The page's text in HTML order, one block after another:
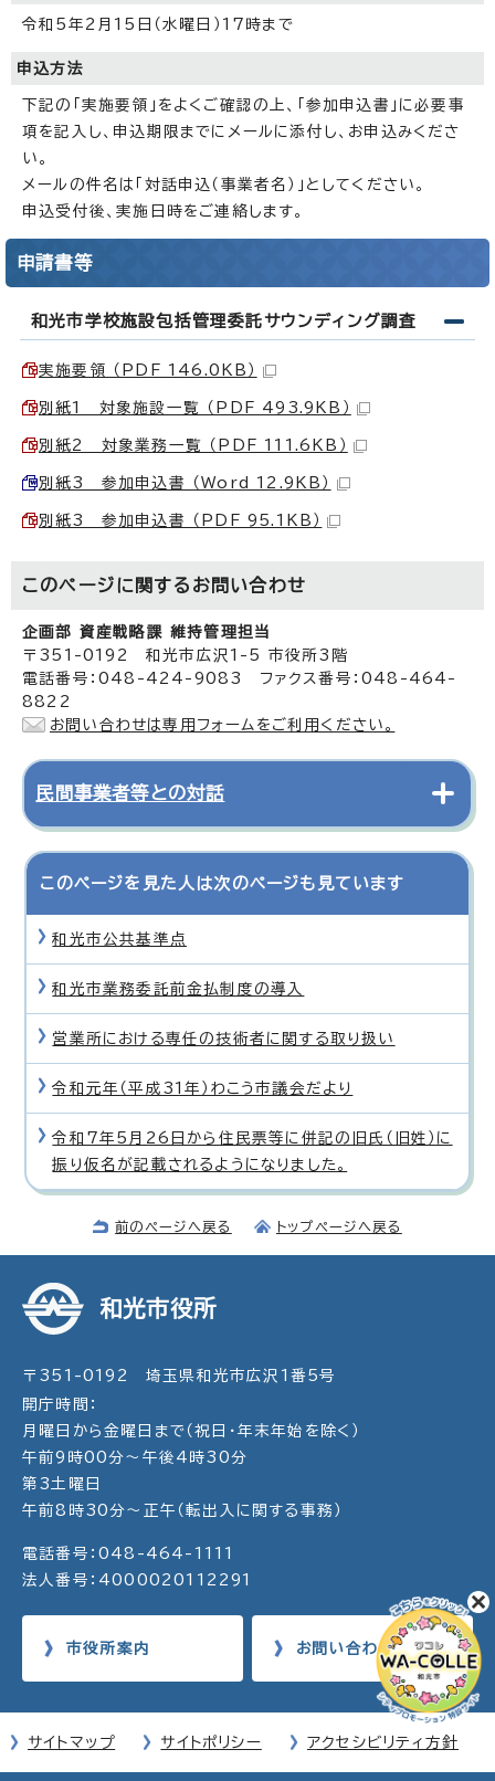
令和5年2月15日（水曜日）17時まで
申込方法
下記の「実施要領」をよくご確認の上、「参加申込書」に必要事
項を記入し、申込期限までにメールに添付し、お申込みくださ
い。
メールの件名は「対話申込（事業者名）」としてください。
申込受付後、実施日時をご連絡します。
申請書等
和光市学校施設包括管理委託サウンディング調査
実施要領 （PDF 146.0KB）
別紙1 対象施設一覧 （PDF 493.9KB）
別紙2 対象業務一覧 （PDF 111.6KB）
別紙3 参加申込書 （Word 12.9KB）
別紙3 参加申込書 （PDF 95.1KB）
このページに関する お問い合わせ
企画部 資産戦略課 維持管理担当
〒351-0192 和光市広沢1-5 市役所3階
電話番号：048-424-9083 ファクス番号：048-464-
8822
お問い合わせは専用フォームをご利用ください。
民間事業者等との対話
このページを見た人は次のページも見ています
和光市公共基準点
和光市業務委託前金払制度の導入
営業所における専任の技術者に関する取り扱い
令和元年（平成31年）わこう市議会だより
令和7年5月26日から住民票等に併記の旧氏（旧姓）に
振り仮名が記載されるようになりました。
前のページへ戻る トップページへ戻る
和光市役所
〒351-0192 埼玉県和光市広沢1番5号
開庁時間：
月曜日から金曜日まで（祝日・年末年始を除く）
午前9時00分～午後4時30分
第3土曜日
午前8時30分～正午（転出入に関する事務）
電話番号：048-464-1111
法人番号：4000020112291
市役所案内 お問い合わせ
サイトマップ サイトポリシー アクセシビリティ方針